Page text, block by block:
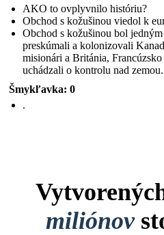
AKO to ovplyvnilo históriu?
Obchod s kožušinou viedol k
Obchod s kožušinou bol
preskúmali a kolonizovali
misionári a Británia,
uchádzali o kontrolu nad zemou.
Šmykľavka: 0
.
miliónov